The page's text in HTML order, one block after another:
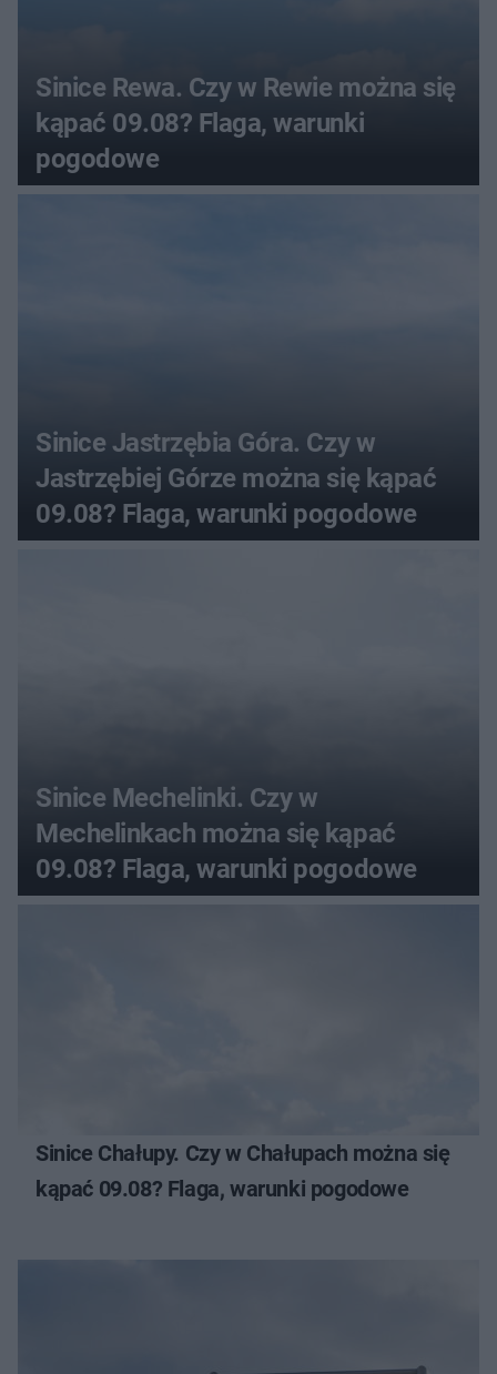
Sinice Rewa. Czy w Rewie można się
kąpać 09.08? Flaga, warunki
pogodowe
Sinice Jastrzębia Góra. Czy w
Jastrzębiej Górze można się kąpać
09.08? Flaga, warunki pogodowe
Sinice Mechelinki. Czy w
Mechelinkach można się kąpać
09.08? Flaga, warunki pogodowe
Sinice Chałupy. Czy w Chałupach można się
kąpać 09.08? Flaga, warunki pogodowe